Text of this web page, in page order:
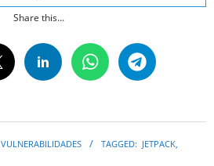
Share this...
VULNERABILIDADES TAGGED: JETPACK